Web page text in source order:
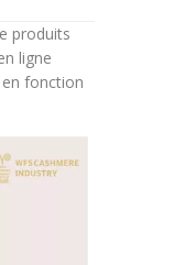
produits
ligne
en fonction